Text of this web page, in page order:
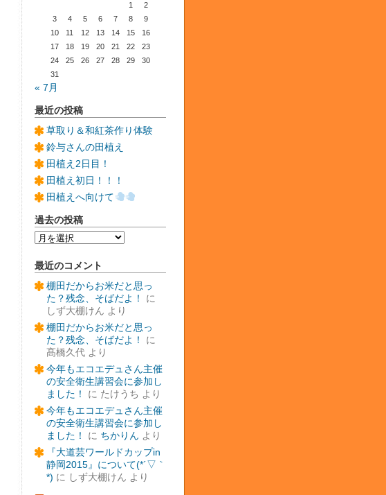
1
2
3
4 5 6 7 8
9
10
11 12 13 14 15
16
17
18 19 20 21 22
23
24
25 26 27 28 29
30
31
« 7月
最近の投稿
草取り＆和紅茶作り体験
鈴与さんの田植え
田植え2日目！
田植え初日！！！
田植えへ向けて
過去の投稿
過
去
投
稿
最近のコメント
棚田だからお米だと思っ
た？残念、そばだよ！
に
しず大棚けん より
棚田だからお米だと思っ
た？残念、そばだよ！
に
髙橋久代 より
今年もエコエデュさん主催
の安全衛生講習会に参加し
ました！
に たけうち より
今年もエコエデュさん主催
の安全衛生講習会に参加し
ました！
に ちかりん より
『大道芸ワールドカップin
静岡2015』について(*´▽｀
*) に しず大棚けん より